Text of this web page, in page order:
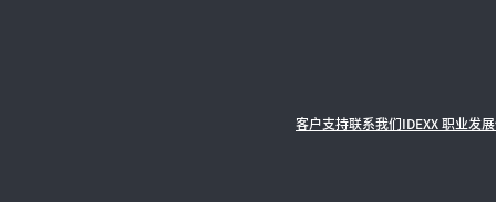
客户支持联系我们IDEXX 职业发展